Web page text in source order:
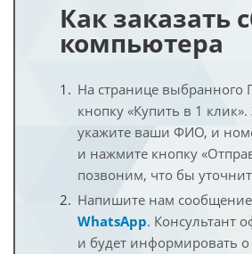
Как заказать
компьютера
На странице выбранного
кнопку «Купить в 1 клик».
укажите ваши ФИО, и
и нажмите кнопку
позвоним, что бы
Напишите нам сообщение
WhatsApp. Консультант
и будет информировать о